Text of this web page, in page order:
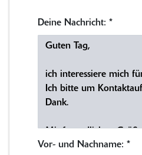
Deine Nachricht: *
Vor- und Nachname: *